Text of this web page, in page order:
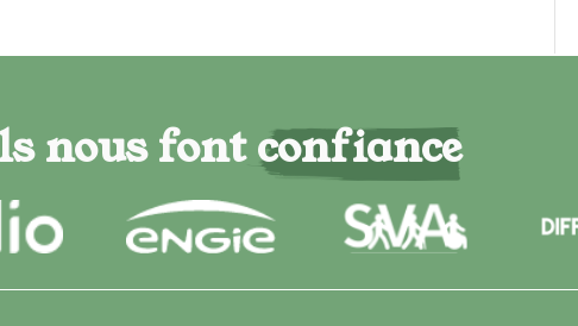
nous font confiance